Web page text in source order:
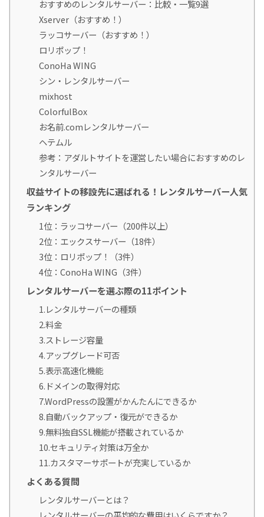
おすすめのレンタルサーバー：比較・一覧9選
Xserver（おすすめ！）
ラッコサーバー（おすすめ！）
ロリポップ！
ConoHa WING
シン・レンタルサーバー
mixhost
ColorfulBox
お名前.comレンタルサーバー
ヘテムル
参考：アダルトサイトを運営したい場合におすすめのレ
ンタルサーバー
収益サイトの移設先に選ばれる！レンタルサーバー人気
ランキング
1位：ラッコサーバー（200件以上）
2位：エックスサーバー（18件）
3位：ロリポップ！（3件）
4位：ConoHa WING（3件）
レンタルサーバーを選ぶ際の11ポイント
1.レンタルサーバーの種類
2.料金
3.ストレージ容量
4.アップグレード可否
5.表示高速化機能
6.ドメインの取得対応
7.WordPressの設置がかんたんにできるか
8.自動バックアップ・復元ができるか
9.無料独自SSL機能が搭載されているか
10.セキュリティ対策は万全か
11.カスタマーサポートが充実しているか
よくある質問
レンタルサーバーとは？